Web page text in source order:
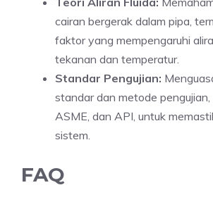
cairan bergerak dalam pipa,
faktor yang mempengaruhi
tekanan dan temperatur.
Standar Pengujian:
standar dan metode
ASME, dan API, untuk
sistem.
FAQ